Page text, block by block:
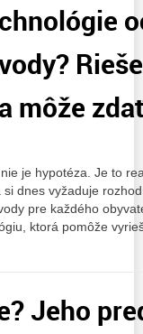
môže
je hypotéza. Je to
dnes vyžaduje
pre každého
ktorá pomôže
Jeho